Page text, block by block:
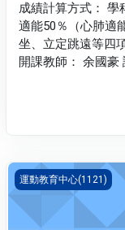
成績計算方式： 學
適能50％（心肺適
坐、立定跳遠等四
開課教師： 余國豪
體育 一
運動教育中心(1121)